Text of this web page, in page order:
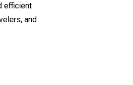
efficient
and